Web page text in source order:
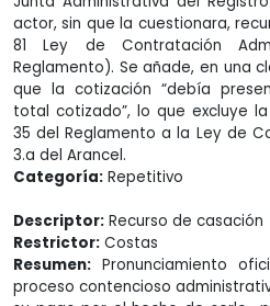
actor, sin que la cuestionara,
81 Ley de Contratación
Reglamento). Se añade, en una
que la cotización “debía
total cotizado”, lo que excluye
35 del Reglamento a la Ley de
3.a del Arancel.
Categoría: Repetitivo
Descriptor: Recurso de casación
Restrictor: Costas
Resumen: Pronunciamiento
proceso contencioso